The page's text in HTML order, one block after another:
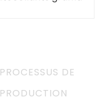
PROCESSUS DE
PRODUCTION